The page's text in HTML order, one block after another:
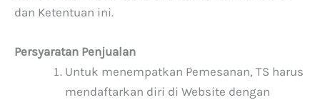
dan Ketentuan ini.
Persyaratan Penjualan
Untuk menempatkan Pemesanan, TS harus
mendaftarkan diri di Website dengan